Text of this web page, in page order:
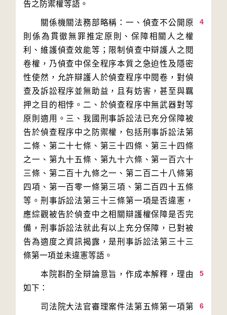
4
關係機關法務部略稱：一、偵查不公開原
則係為貫徹無罪推定原則、保障相關人之權
利、維護偵查效能等；限制偵查中辯護人之閱
卷權，乃偵查中保全程序本質之急迫性及隱密
性使然，允許辯護人於偵查程序中閱卷，對偵
查及訴訟程序並無助益，且有妨害，甚至與羈
押之目的相悖。二、於偵查程序中無武器對等
原則適用。三、我國刑事訴訟法已充分保障被
告於偵查程序中之防禦權，包括刑事訴訟法第
二條、第二十七條、第三十四條、第三十四條
之一、第九十五條、第九十六條、第一百六十
三條、第二百十九條之一、第二百二十八條第
四項、第一百零一條第三項、第二百四十五條
等。刑事訴訟法第三十三條第一項是否違憲，
應綜觀被告於偵查中之相關辯護權保障是否完
備，刑事訴訟法就此有以上充分保障，已對被
告為適度之資訊揭露，是刑事訴訟法第三十三
5
本院斟酌全辯論意旨，作成本解釋，理由
6
司法院大法官審理案件法第五條第一項第